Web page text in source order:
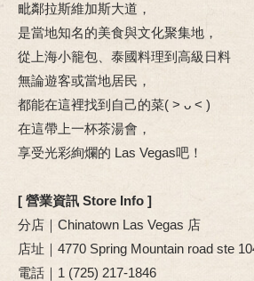
毗鄰拉斯維加斯大道，
是當地知名的美食與文化聚集地，
從上海小籠包、泰國料理到高級日料
無論遊客或當地居民，
都能在這裡找到自己的菜( ˃ ᴗ ˂ )
在這帶上一杯茶湯會，
享受光彩絢爛的 Las Vegas吧！
[ 營業資訊 Store Info ]
分店｜Chinatown Las Vegas 店
店址｜4770 Spring Mountain road ste
電話｜1 (725) 217-1846